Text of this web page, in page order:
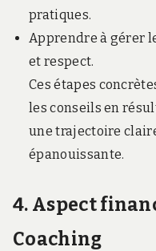
pratiques.
Apprendre à gérer
et respect.
Ces étapes
les conseils en
une trajectoire
épanouissante.
4. Aspect
Coaching